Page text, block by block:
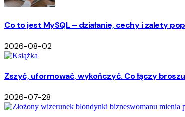
Co to jest MySQL – działanie, cechy i zalety
2026-08-02
Zszyć, uformować, wykończyć. Co łączy
2026-07-28